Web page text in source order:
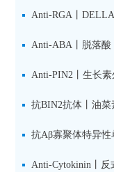
Anti-RGA丨
键抑制因子
Anti-ABA丨脱落酸
储存库
Anti-PIN2丨生长
设计方案
抗BIN2抗体丨油
究数据特异性
抗Aβ寡聚体特异
活细胞实验
Anti-Cytokinin丨